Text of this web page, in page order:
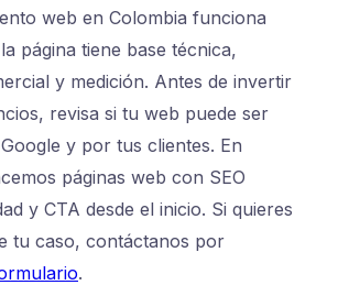
web en Colombia funciona
página tiene base técnica,
y medición. Antes de invertir
revisa si tu web puede ser
y por tus clientes. En
páginas web con SEO
y CTA desde el inicio. Si quieres
tu caso, contáctanos por
.